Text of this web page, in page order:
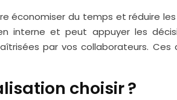
économiser du temps et réduire
interne et peut appuyer les
par vos collaborateurs.
choisir ?